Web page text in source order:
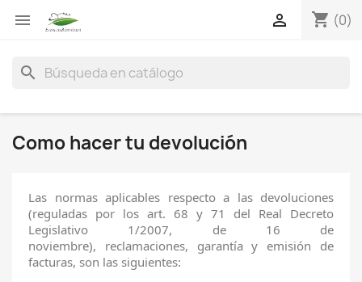
 shopping_cart (0)

search
Como hacer tu devolución
Las normas aplicables respecto a las devoluciones
(reguladas por los art. 68 y 71 del Real Decreto
Legislativo 1/2007, de 16 de
noviembre), reclamaciones, garantía y emisión de
facturas, son las siguientes: